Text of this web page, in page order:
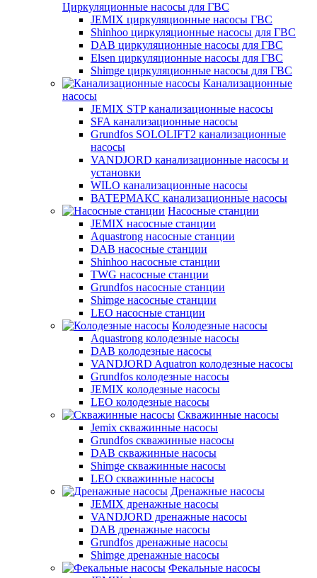
Циркуляционные насосы для ГВС
JEMIX циркуляционные насосы ГВС
Shinhoo циркуляционные насосы для ГВС
DAB циркуляционные насосы для ГВС
Elsen циркуляционные насосы для ГВС
Shimge циркуляционные насосы для ГВС
Канализационные
насосы
JEMIX STP канализационные насосы
SFA канализационные насосы
Grundfos SOLOLIFT2 канализационные
насосы
VANDJORD канализационные насосы и
установки
WILO канализационные насосы
ВАТЕРМАКС канализационные насосы
Насосные станции
JEMIX насосные станции
Aquastrong насосные станции
DAB насосные станции
Shinhoo насосные станции
TWG насосные станции
Grundfos насосные станции
Shimge насосные станции
LEO насосные станции
Колодезные насосы
Aquastrong колодезные насосы
DAB колодезные насосы
VANDJORD Aquatron колодезные насосы
Grundfos колодезные насосы
JEMIX колодезные насосы
LEO колодезные насосы
Скважинные насосы
Jemix cкважинные насосы
Grundfos скважинные насосы
DAB скважинные насосы
Shimge скважинные насосы
LEO скважинные насосы
Дренажные насосы
JEMIX дренажные насосы
VANDJORD дренажные насосы
DAB дренажные насосы
Grundfos дренажные насосы
Shimge дренажные насосы
Фекальные насосы